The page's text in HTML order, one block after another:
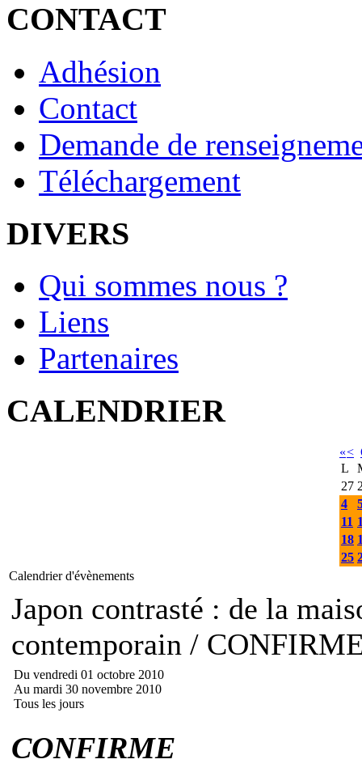
CONTACT
Adhésion
Contact
Demande de
Téléchargement
DIVERS
Qui sommes nous ?
Liens
Partenaires
CALENDRIER
«<
L
27
4
11
18
25
Calendrier d'évènements
Japon contrasté : de la
contemporain /
Du vendredi 01 octobre 2010
Au mardi 30 novembre 2010
Tous les jours
CONFIRME